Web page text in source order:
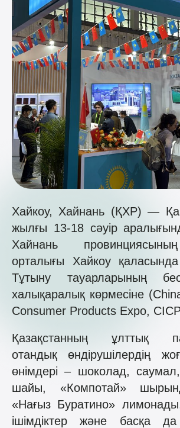
Хайкоу, Хайнань (ҚХР) —
жылғы 13-18 сәуір
Хайнань
орталығы Хайкоу
Тұтыну тауарларының
халықаралық көрмесіне
Consumer Products Expo,
Қазақстанның ұлттық
отандық өндірушілердің
өнімдері – шоколад,
шайы, «Компотай»
«Нағыз Буратино» лимонады,
ішімдіктер және басқа